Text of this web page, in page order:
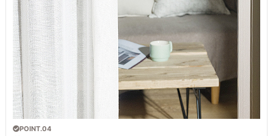
POINT.04